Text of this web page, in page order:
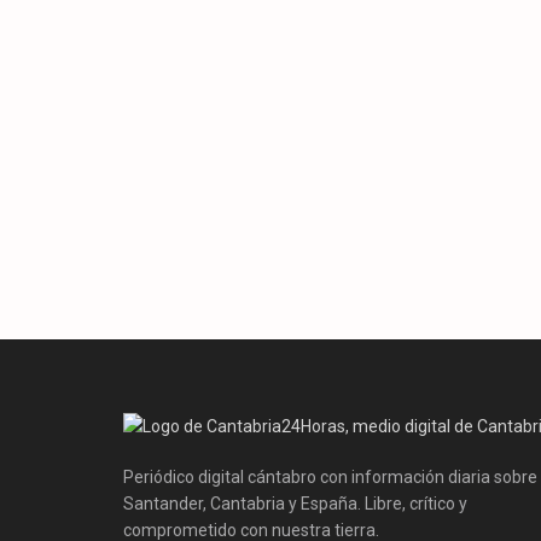
Periódico digital cántabro con información diaria sobre
Santander, Cantabria y España. Libre, crítico y
comprometido con nuestra tierra.